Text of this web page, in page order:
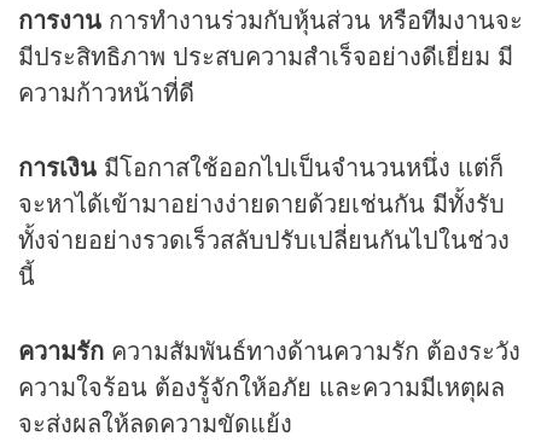
การงาน การทำงานร่วมกับหุ้นส่วน หรือทีมงานจะ
มีประสิทธิภาพ ประสบความสำเร็จอย่างดีเยี่ยม มี
ความก้าวหน้าที่ดี
การเงิน มีโอกาสใช้ออกไปเป็นจำนวนหนึ่ง แต่ก็
จะหาได้เข้ามาอย่างง่ายดายด้วยเช่นกัน มีทั้งรับ
ทั้งจ่ายอย่างรวดเร็วสลับปรับเปลี่ยนกันไปในช่วง
นี้
ความรัก ความสัมพันธ์ทางด้านความรัก ต้องระวัง
ความใจร้อน ต้องรู้จักให้อภัย และความมีเหตุผล
จะส่งผลให้ลดความขัดแย้ง